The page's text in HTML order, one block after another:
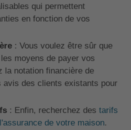
qui permettent
en fonction de vos
: Vous voulez être sûr que
moyens de payer vos
la notation financière de
avis des clients existants pour
: Enfin, recherchez des tarifs
de votre maison.